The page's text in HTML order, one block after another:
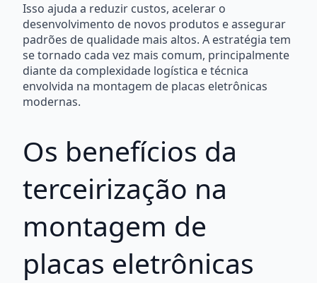
Isso ajuda a reduzir custos, acelerar o
desenvolvimento de novos produtos e assegurar
padrões de qualidade mais altos. A estratégia tem
se tornado cada vez mais comum, principalmente
diante da complexidade logística e técnica
envolvida na montagem de placas eletrônicas
modernas.
Os benefícios da
terceirização na
montagem de
placas eletrônicas